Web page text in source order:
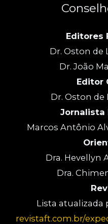
Editores
Dr. Oston de
Dr. João
Editor
Dr. Oston de
Jornalista
Marcos Antônio
Dra. Hevellyn
Dra.
Lista atualizada
revistaft.com.br/